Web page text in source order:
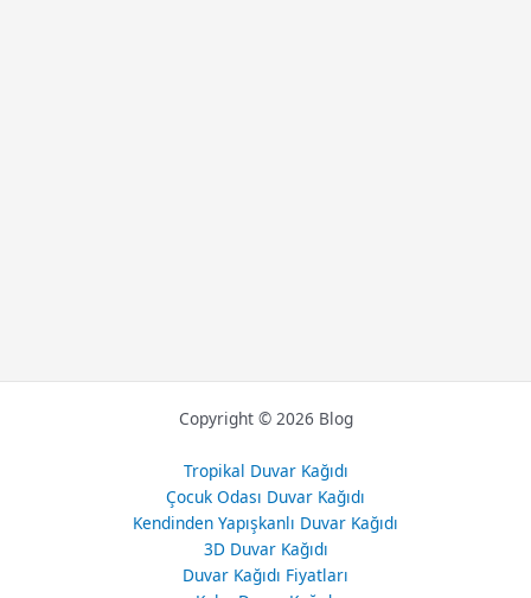
Copyright © 2026 Blog
Tropikal Duvar Kağıdı
Çocuk Odası Duvar Kağıdı
Kendinden Yapışkanlı Duvar Kağıdı
3D Duvar Kağıdı
Duvar Kağıdı Fiyatları